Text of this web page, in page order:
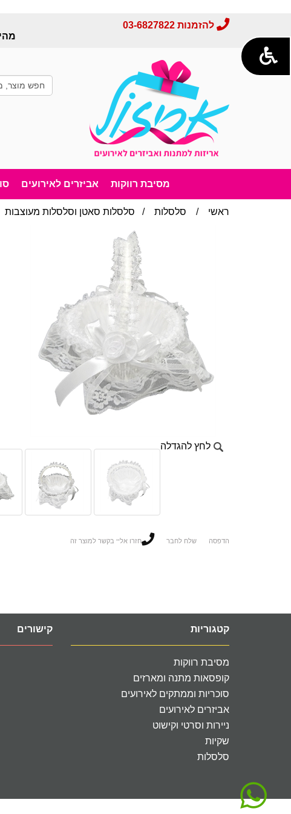
להזמנות 03-6827822
מסיבת רווקות אביזרים לאירועים
ראשי / סלסלות / סלסלות סאטן וסלסלות מעוצבות
לחץ להגדלה
הדפסה שלח לחבר חזרו אליי בקשר למוצר זה
קישורים קטגוריות
מסיבת רווקות
קופסאות מתנה ומארזים
סוכריות וממתקים לאירועים
אביזרים לאירועים
ניירות וסרטי וקישוט
שקיות
סלסלות